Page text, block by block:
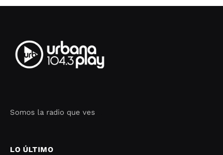
Somos la radio que ves
LO ÚLTIMO